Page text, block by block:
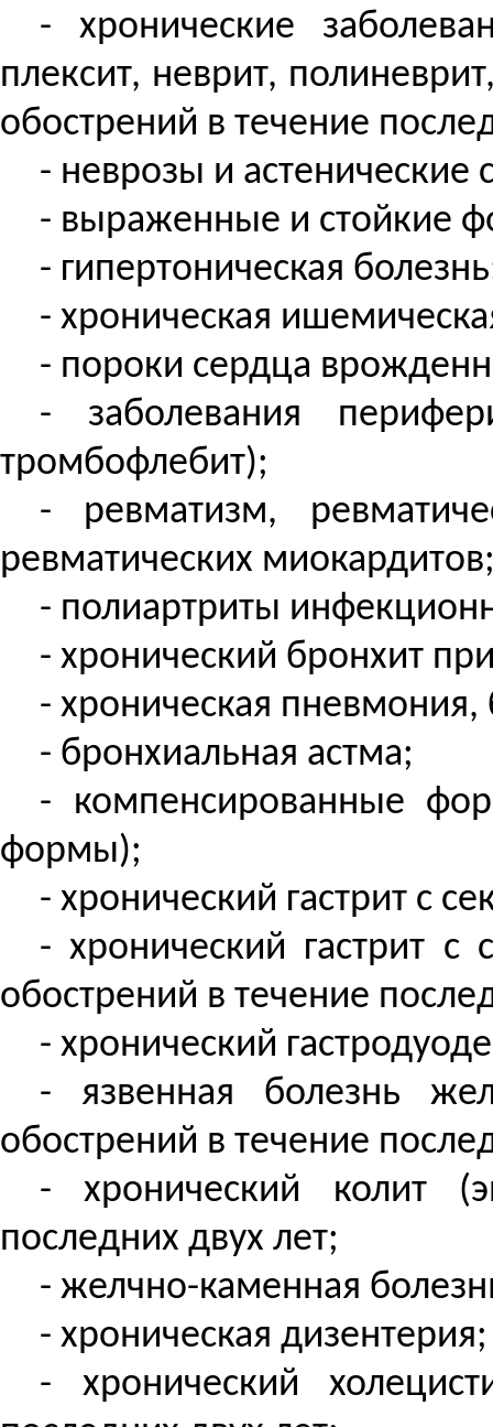
- хронические
плексит, неврит,
обострений в течение
- неврозы и астенические
- выраженные и стойкие
- гипертоническая
- хроническая
- пороки сердца
- заболевания
тромбофлебит);
- ревматизм,
ревматических
- полиартриты
- хронический бронхит
- хроническая
- бронхиальная астма;
- компенсированные
формы);
- хронический гастрит с
- хронический гастрит
обострений в течение
- хронический
- язвенная болезнь
обострений в течение
- хронический колит
последних двух лет;
- желчно-каменная
- хроническая дизентерия;
- хронический